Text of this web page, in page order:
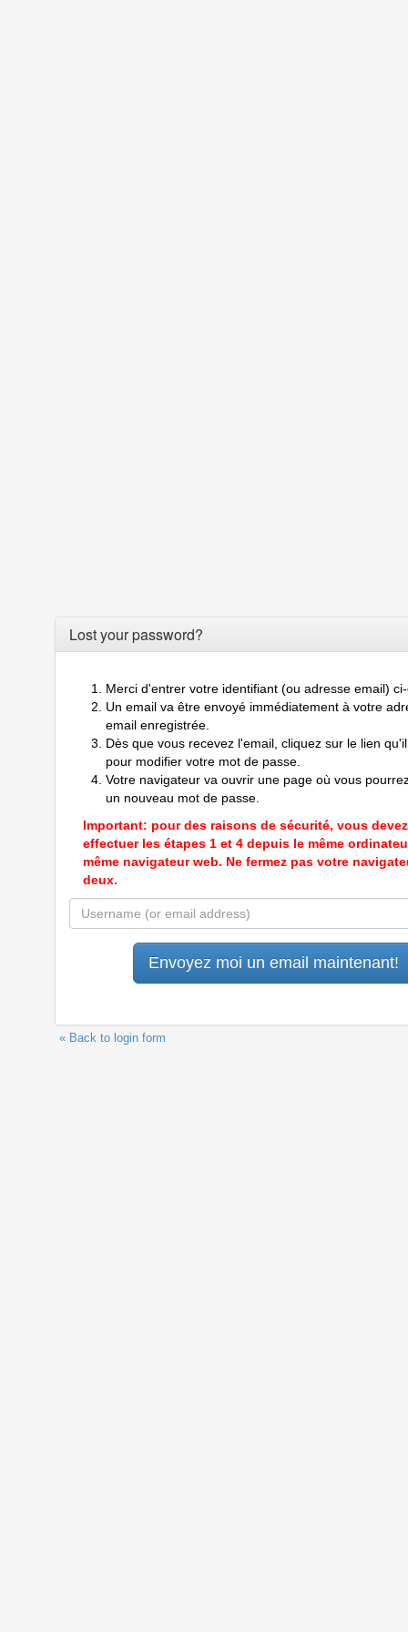
Lost your password?
Merci d'entrer votre identifiant (ou adresse email)
Un email va être envoyé immédiatement à votre
email enregistrée.
Dès que vous recevez l'email, cliquez sur le lien
pour modifier votre mot de passe.
Votre navigateur va ouvrir une page où vous
un nouveau mot de passe.
Important: pour des raisons de sécurité, vous devez
effectuer les étapes 1 et 4 depuis le même
même navigateur web. Ne fermez pas votre
deux.
« Back to login form